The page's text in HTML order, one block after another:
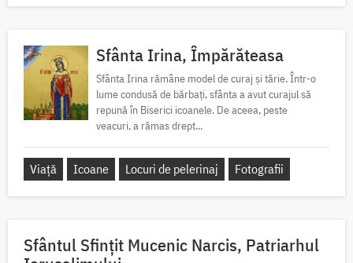
Sfânta Irina, Împărăteasa
Sfânta Irina rămâne model de curaj și tărie. Într-o
lume condusă de bărbați, sfânta a avut curajul să
repună în Biserici icoanele. De aceea, peste
veacuri, a rămas drept...
Viață Icoane Locuri de pelerinaj Fotografii
Sfântul Sfinţit Mucenic Narcis, Patriarhul